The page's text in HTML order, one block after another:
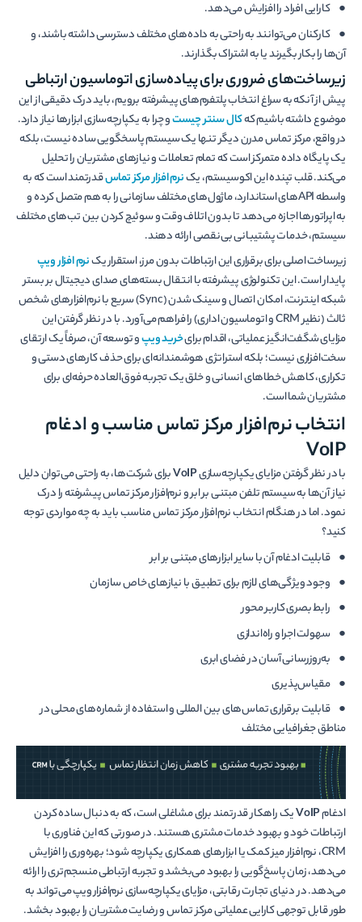
● کارایی افراد را افزایش می‌دهد.
● کارکنان می‌توانند به راحتی به داده‌های مختلف دسترسی داشته باشند، و
آن‌ها را بکار بگیرند یا به اشتراک بگذارند.
زیرساخت‌های ضروری برای پیاده‌سازی اتوماسیون ارتباطی
پیش از آنکه به سراغ انتخاب پلتفرم‌های پیشرفته برویم، باید درک دقیقی از این
موضوع داشته باشیم کهکال سنتر چیستو چرا به یکپارچه‌سازی ابزارها نیاز دارد.
در واقع، مرکز تماس مدرن دیگر تنها یک سیستم پاسخگویی ساده نیست، بلکه
یک پایگاه داده متمرکز است که تمام تعاملات و نیازهای مشتریان را تحلیل
می‌کند. قلب تپنده این اکوسیستم، یکنرم افزار مرکز تماسقدرتمند است که به
واسطه APIهای استاندارد، ماژول‌های مختلف سازمانی را به هم متصل کرده و
به اپراتورها اجازه می‌دهد تا بدون اتلاف وقت و سوئیچ کردن بین تب‌های مختلف
سیستم، خدمات پشتیبانی بی‌نقصی ارائه دهند.
زیرساخت اصلی برای برقراری این ارتباطات بدون مرز، استقرار یکنرم افزار ویپ
پایدار است. این تکنولوژی پیشرفته با انتقال بسته‌های صدای دیجیتال بر بستر
شبکه اینترنت، امکان اتصال و سینک شدن (Sync) سریع با نرم‌افزارهای شخص
ثالث (نظیر CRM و اتوماسیون اداری) را فراهم می‌آورد. با در نظر گرفتن این
مزایای شگفت‌انگیز عملیاتی، اقدام برایخرید ویپو توسعه آن، صرفاً یک ارتقای
سخت‌افزاری نیست؛ بلکه استراتژی هوشمندانه‌ای برای حذف کارهای دستی و
تکراری، کاهش خطاهای انسانی و خلق یک تجربه فوق‌العاده حرفه‌ای برای
مشتریان شما است.
انتخاب نرم‌افزار مرکز تماس مناسب و ادغام
VoIP
با در نظر گرفتن مزایای یکپارچه‌سازیVoIPبرای شرکت‌ها، به راحتی می‌توان دلیل
نیاز آن‌ها به سیستم تلفن مبتنی بر ابر و نرم‌افزار مرکز تماس پیشرفته را درک
نمود. اما در هنگام انتخاب نرم‌افزار مرکز تماس مناسب باید به چه مواردی توجه
کنید؟
● قابلیت ادغام آن با سایر ابزارهای مبتنی بر ابر
● وجود ویژگی‌های لازم برای تطبیق با نیازهای خاص سازمان
● رابط بصری کاربر محور
● سهولت اجرا و راه‌اندازی
● به‌روزرسانی آسان در فضای ابری
● مقیاس‌پذیری
● قابلیت برقراری تماس‌های بین المللی و استفاده از شماره‌های محلی در
مناطق جغرافیایی مختلف
ادغامVoIPیک راهکار قدرتمند برای مشاغلی است، که به دنبال ساده کردن
ارتباطات خود و بهبود خدمات مشتری هستند. در صورتی که این فناوری با
CRM، نرم‌افزار میز کمک یا ابزارهای همکاری یکپارچه شود؛ بهره‌وری را افزایش
می‌دهد، زمان پاسخ‌گویی را بهبود می‌بخشد و تجربه ارتباطی منسجم‌تری را ارائه
می‌دهد. در دنیای تجارت رقابتی، مزایای یکپارچه‌سازی نرم‌افزار ویپ می‌تواند به
طور قابل توجهی کارایی عملیاتی مرکز تماس و رضایت مشتریان را بهبود بخشد.